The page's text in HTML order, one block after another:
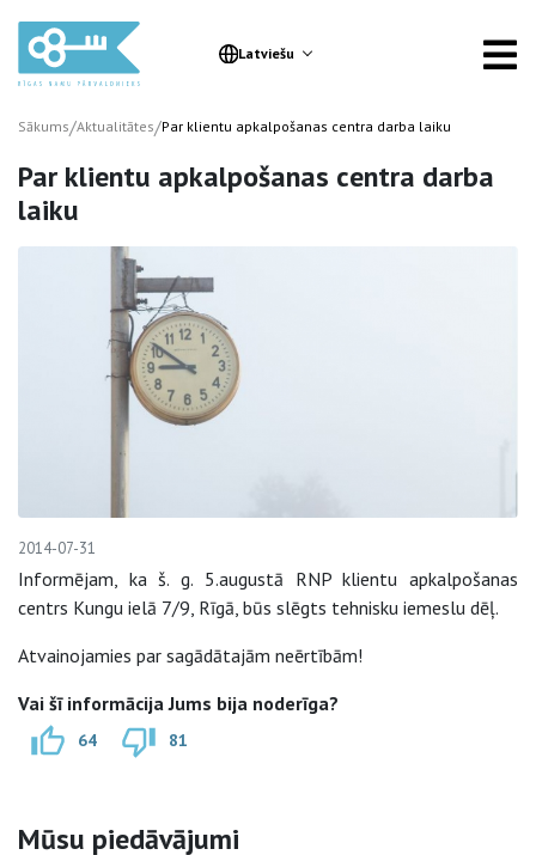
Latviešu
Sākums/Aktualitātes/Par klientu apkalpošanas centra darba laiku
Par klientu apkalpošanas centra darba
laiku
2014-07-31
Informējam, ka š. g. 5.augustā RNP klientu apkalpošanas
centrs Kungu ielā 7/9, Rīgā, būs slēgts tehnisku iemeslu dēļ.
Atvainojamies par sagādātajām neērtībām!
Vai šī informācija Jums bija noderīga?
64 81
Sāna navigācija
Mūsu piedāvājumi